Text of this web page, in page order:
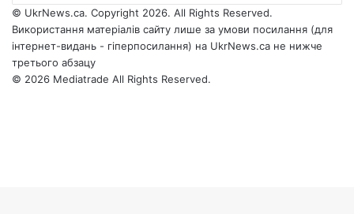
© UkrNews.ca. Copyright 2026. All Rights Reserved.
Використання матеріалів сайту лише за умови посилання (для
інтернет-видань - гіперпосилання) на UkrNews.ca не нижче
третього абзацу
© 2026 Mediatrade All Rights Reserved.